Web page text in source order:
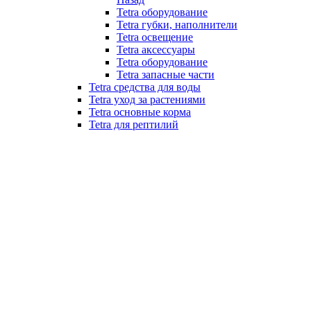
Tetra оборудование
Tetra губки, наполнители
Tetra освещение
Tetra аксессуары
Tetra оборудование
Tetra запасные части
Tetra средства для воды
Tetra уход за растениями
Tetra основные корма
Tetra для рептилий